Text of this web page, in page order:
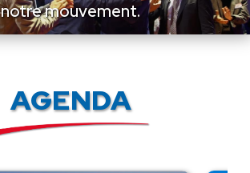
notre mouvement.
AGENDA